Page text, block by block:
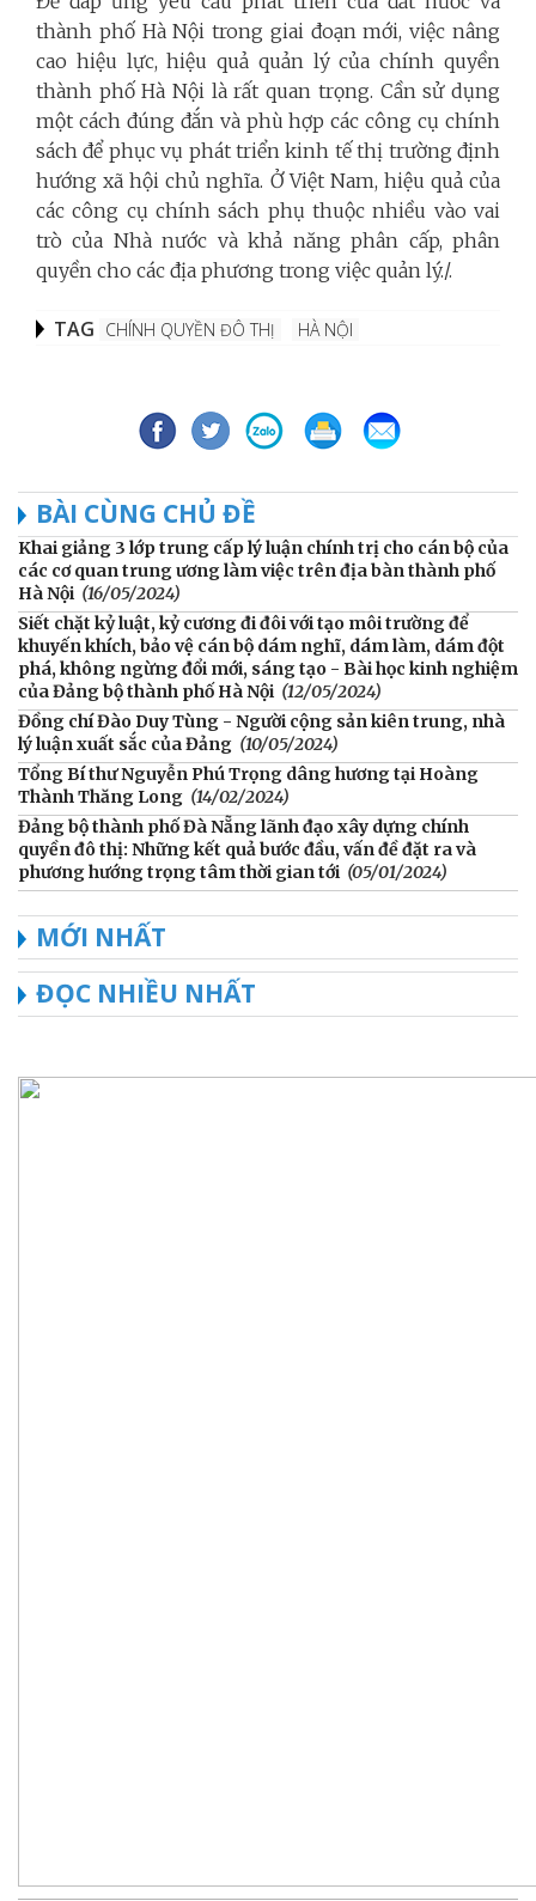
thành phố Hà Nội trong giai đoạn mới, việc nâng
cao hiệu lực, hiệu quả quản lý của chính quyền
thành phố Hà Nội là rất quan trọng. Cần sử dụng
một cách đúng đắn và phù hợp các công cụ chính
sách để phục vụ phát triển kinh tế thị trường định
hướng xã hội chủ nghĩa. Ở Việt Nam, hiệu quả của
các công cụ chính sách phụ thuộc nhiều vào vai
trò của Nhà nước và khả năng phân cấp, phân
quyền cho các địa phương trong việc quản lý./.
TAG CHÍNH QUYỀN ĐÔ THỊ HÀ NỘI
BÀI CÙNG CHỦ ĐỀ
Khai giảng 3 lớp trung cấp lý luận chính trị cho cán bộ của
các cơ quan trung ương làm việc trên địa bàn thành phố
Hà Nội (16/05/2024)
Siết chặt kỷ luật, kỷ cương đi đôi với tạo môi trường để
khuyến khích, bảo vệ cán bộ dám nghĩ, dám làm, dám đột
phá, không ngừng đổi mới, sáng tạo - Bài học kinh nghiệm
của Đảng bộ thành phố Hà Nội (12/05/2024)
Đồng chí Đào Duy Tùng - Người cộng sản kiên trung, nhà
lý luận xuất sắc của Đảng (10/05/2024)
Tổng Bí thư Nguyễn Phú Trọng dâng hương tại Hoàng
Thành Thăng Long (14/02/2024)
Đảng bộ thành phố Đà Nẵng lãnh đạo xây dựng chính
quyền đô thị: Những kết quả bước đầu, vấn đề đặt ra và
phương hướng trọng tâm thời gian tới (05/01/2024)
MỚI NHẤT
ĐỌC NHIỀU NHẤT